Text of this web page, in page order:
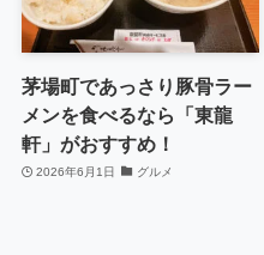
茅場町であっさり豚骨ラー
メンを食べるなら「東龍
軒」がおすすめ！
2026年6月1日 グルメ